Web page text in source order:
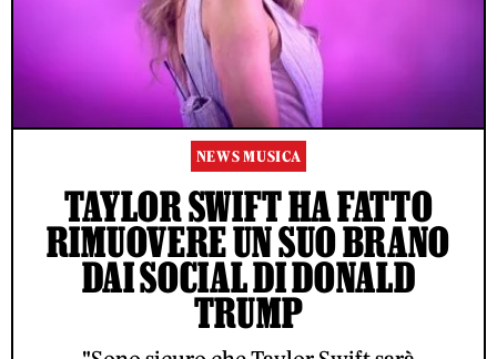
NEWS MUSICA
TAYLOR SWIFT HA FATTO
RIMUOVERE UN SUO BRANO
DAI SOCIAL DI DONALD
TRUMP